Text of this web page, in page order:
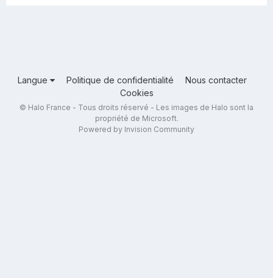
Langue Politique de confidentialité
Nous contacter
Cookies
© Halo France - Tous droits réservé - Les images de Halo sont la
propriété de Microsoft.
Powered by Invision Community